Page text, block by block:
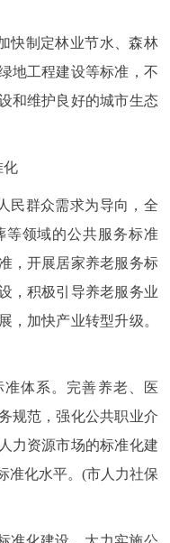
制定林业节水、森林
地工程建设等标准，不
和维护良好的城市生态
群众需求为导向，全
等领域的公共服务标准
，开展居家养老服务标
，积极引导养老服务业
，加快产业转型升级。
体系。完善养老、医
规范，强化公共职业介
力资源市场的标准化建
准化水平。(市人力社保